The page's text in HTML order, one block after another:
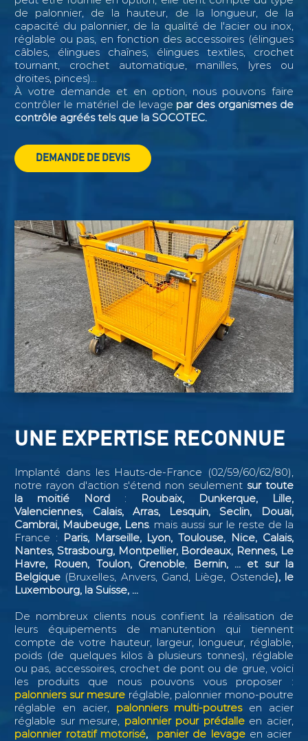
de palonnier, de la hauteur, de la longueur, de la
capacité du palonnier, de la qualité de l'acier ou inox,
réglable ou pas, en fonction des accessoires (élingues
câbles, élingues chaînes, élingues textiles, crochet
tournant, crochet automatique, manilles, lyres ou
droites, pinces)...
À votre demande et en option, nous pouvons faire
contrôler le matériel de levage par des organismes de
contrôle agréés tels que la SOCOTEC.
DEMANDE DE DEVIS
UNE EXPERTISE RECONNUE
Implanté dans les Hauts-de-France (02/59/60/62/80),
notre rayon d'action s'étend non seulementsur toute
la moitié Nord :
Roubaix, Dunkerque, Lille,
Valenciennes, Calais, Arras, Lesquin, Seclin,
Douai,
Cambrai, Maubeuge, Lens. mais aussi sur le reste de la
France : Paris, Marseille, Lyon, Toulouse, Nice, Calais,
Nantes, Strasbourg, Montpellier, Bordeaux, Rennes, Le
Havre, Rouen, Toulon, Grenoble, Bernin, ... et sur la
Belgique (Bruxelles, Anvers, Gand, Liège, Ostende), le
Luxembourg, la Suisse, ...
De nombreux clients nous confient la réalisation de
leurs équipements de manutention qui tiennent
compte de votre hauteur, largeur, longueur, réglable,
poids (de quelques kilos à plusieurs tonnes), réglable
ou pas, accessoires, crochet de pont ou de grue, voici
les produits que nous pouvons vous proposer :
palonniers sur mesure réglable, palonnier mono-poutre
réglable en acier,palonniers multi-poutres en acier
réglable sur mesure, palonnier pour prédalle en acier,
palonnier rotatif motorisé, panier de levage en acier